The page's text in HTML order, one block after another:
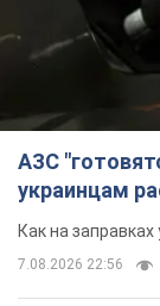
АЗС
украинцам
Как на
7.08.2026 22:56